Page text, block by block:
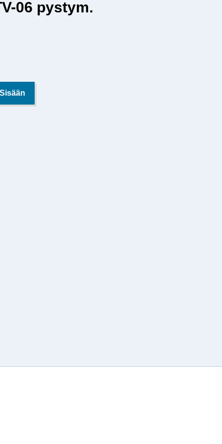
06 pystym.